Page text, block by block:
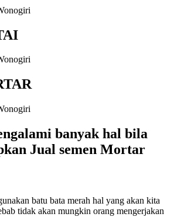
banyak hal bila
Jual semen Mortar
batu bata merah hal yang akan kita
tidak akan mungkin orang mengerjakan